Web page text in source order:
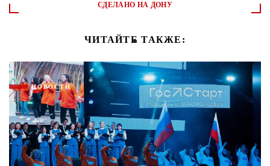
СДЕЛАНО НА ДОНУ
ЧИТАЙТЕ ТАКЖЕ:
НОВОСТИ